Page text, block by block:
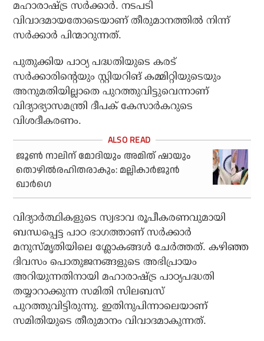
മഹാരാഷ്ട്ര സര്‍ക്കാര്‍. നടപടി
വിവാദമായതോടെയാണ് തീരുമാനത്തില്‍ നിന്ന്
സര്‍ക്കാര്‍ പിന്മാറുന്നത്.
പുതുക്കിയ പാഠ്യ പദ്ധതിയുടെ കരട്
സര്‍ക്കാരിന്റെയും സ്റ്റിയറിങ് കമ്മിറ്റിയുടെയും
അനുമതിയില്ലാതെ പുറത്തുവിട്ടുവെന്നാണ്
വിദ്യാഭ്യാസമന്ത്രി ദീപക് കേസാര്‍കറുടെ
വിശദീകരണം.
ജൂണ്‍ നാലിന് മോദിയും അമിത് ഷായും
തൊഴിൽരഹിതരാകും: മല്ലികാര്‍ജുന്‍
ഖാര്‍ഗെ
വിദ്യാര്‍ത്ഥികളുടെ സ്വഭാവ രൂപീകരണവുമായി
ബന്ധപ്പെട്ട പാഠ ഭാഗത്താണ് സര്‍ക്കാര്‍
മനുസ്മൃതിയിലെ ശ്ലോകങ്ങള്‍ ചേര്‍ത്തത്. കഴിഞ്ഞ
ദിവസം പൊതുജനങ്ങളുടെ അഭിപ്രായം
അറിയുന്നതിനായി മഹാരാഷ്ട്ര പാഠ്യപദ്ധതി
തയ്യാറാക്കുന്ന സമിതി സിലബസ്
പുറത്തുവിട്ടിരുന്നു. ഇതിനുപിന്നാലെയാണ്
സമിതിയുടെ തീരുമാനം വിവാദമാകുന്നത്.